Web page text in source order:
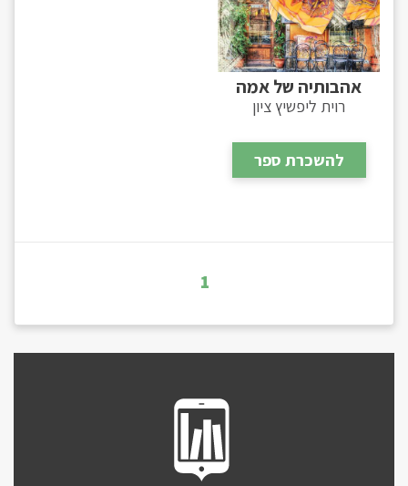
אהבותיה של אמה
רוית ליפשיץ ציון
להשכרת ספר
1